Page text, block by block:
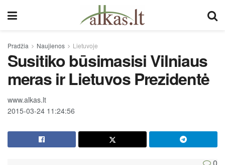
Pradžia Naujienos Lietuvoje
Susitiko būsimasisi Vilniaus
meras ir Lietuvos Prezidentė
www.alkas.lt
2015-03-24 11:24:56
0